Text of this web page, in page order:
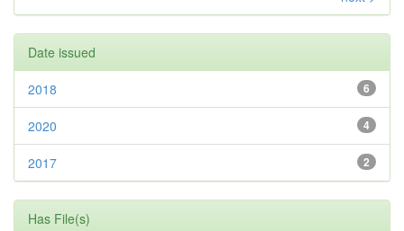
Date issued
6
2018
4
2020
2
2017
Has File(s)